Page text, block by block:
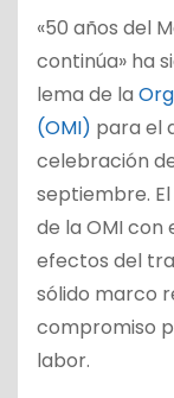
«50 años del
continúa» ha
lema de la
(OMI) para el
celebración
septiembre.
de la OMI
efectos del
sólido marco
compromiso
labor.